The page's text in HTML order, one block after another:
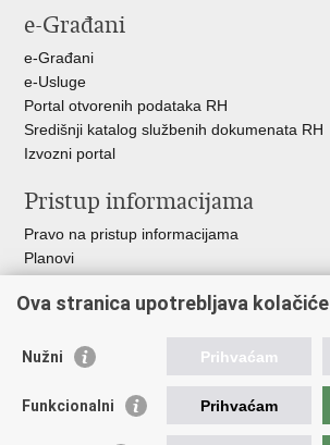
FacebookuTwitteru
e-Građani
e-Građani
e-Usluge
Portal otvorenih podataka RH
Središnji katalog službenih dokumenata RH
Izvozni portal
Pristup informacijama
Pravo na pristup informacijama
Planovi
Financijski dokumenti
Važne poveznice
Vlada RH
Ova stranica upotrebljava kolačiće
Nužni Prihvaćam
Funkcionalni Prihvaćam